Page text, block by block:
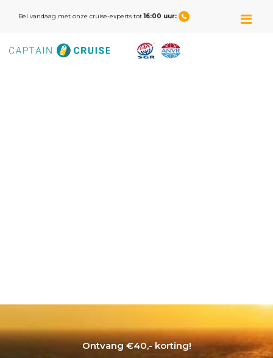
Bel vandaag met onze cruise-experts tot16:00 uur:
Ontvang €40,- korting!